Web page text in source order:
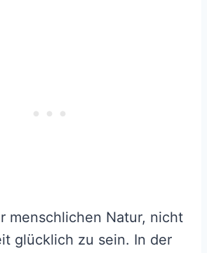
menschlichen Natur, nicht
glücklich zu sein. In der